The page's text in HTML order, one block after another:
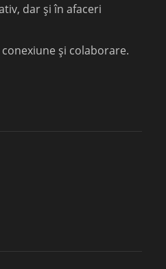
dar și în afaceri
și colaborare.